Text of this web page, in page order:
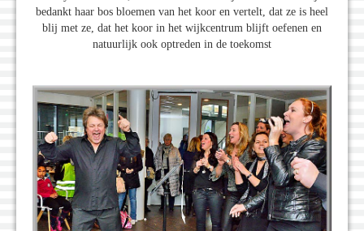
bedankt haar bos bloemen van het koor en vertelt, dat ze is heel
blij met ze, dat het koor in het wijkcentrum blijft oefenen en
natuurlijk ook optreden in de toekomst